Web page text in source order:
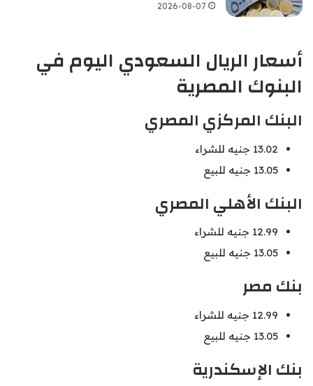
2026-08-07
أسعار الريال السعودي اليوم في
البنوك المصرية
البنك المركزي المصري
13.02 جنيه للشراء
13.05 جنيه للبيع
البنك الأهلي المصري
12.99 جنيه للشراء
13.05 جنيه للبيع
بنك مصر
12.99 جنيه للشراء
13.05 جنيه للبيع
بنك الإسكندرية